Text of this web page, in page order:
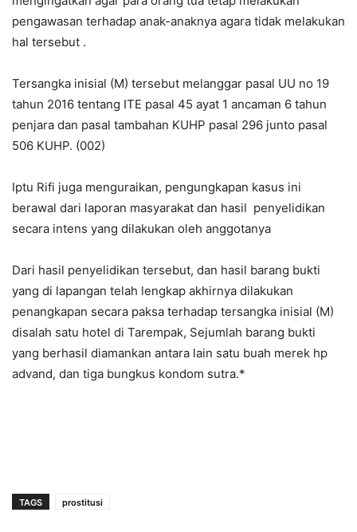
pengawasan terhadap anak-anaknya agara tidak melakukan
hal tersebut .
Tersangka inisial (M) tersebut melanggar pasal UU no 19
tahun 2016 tentang ITE pasal 45 ayat 1 ancaman 6 tahun
penjara dan pasal tambahan KUHP pasal 296 junto pasal
506 KUHP. (002)
Iptu Rifi juga menguraikan, pengungkapan kasus ini
berawal dari laporan masyarakat dan hasil penyelidikan
secara intens yang dilakukan oleh anggotanya
Dari hasil penyelidikan tersebut, dan hasil barang bukti
yang di lapangan telah lengkap akhirnya dilakukan
penangkapan secara paksa terhadap tersangka inisial (M)
disalah satu hotel di Tarempak, Sejumlah barang bukti
yang berhasil diamankan antara lain satu buah merek hp
advand, dan tiga bungkus kondom sutra.*
TAGS prostitusi